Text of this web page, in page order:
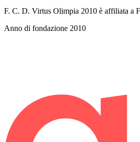
F. C. D. Virtus Olimpia 2010 è affiliata a
Anno di fondazione 2010